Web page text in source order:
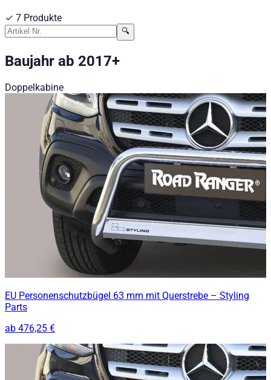
✓ 7 Produkte
🔍
Baujahr ab 2017+
Doppelkabine
EU Personenschutzbügel 63 mm mit Querstrebe – Styling
Parts
ab 476,25 €